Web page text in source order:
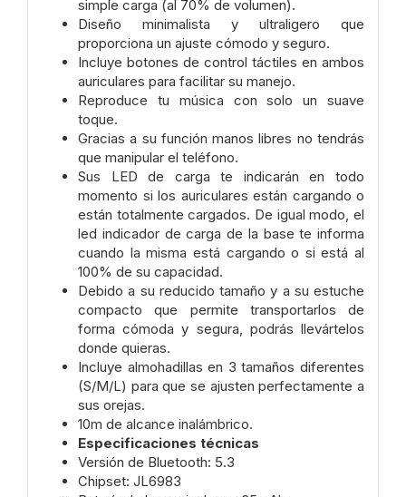
simple carga (al 70% de volumen).
Diseño minimalista y ultraligero que
proporciona un ajuste cómodo y seguro.
Incluye botones de control táctiles en ambos
auriculares para facilitar su manejo.
Reproduce tu música con solo un suave
toque.
Gracias a su función manos libres no tendrás
que manipular el teléfono.
Sus LED de carga te indicarán en todo
momento si los auriculares están cargando o
están totalmente cargados. De igual modo, el
led indicador de carga de la base te informa
cuando la misma está cargando o si está al
100% de su capacidad.
Debido a su reducido tamaño y a su estuche
compacto que permite transportarlos de
forma cómoda y segura, podrás llevártelos
donde quieras.
Incluye almohadillas en 3 tamaños diferentes
(S/M/L) para que se ajusten perfectamente a
sus orejas.
10m de alcance inalámbrico.
Especificaciones técnicas
Versión de Bluetooth: 5.3
Chipset: JL6983